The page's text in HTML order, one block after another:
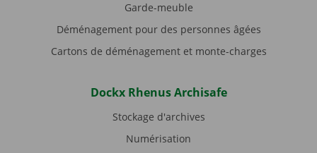
Garde-meuble
Déménagement pour des personnes âgées
Cartons de déménagement et monte-charges
Dockx Rhenus Archisafe
Stockage d'archives
Numérisation